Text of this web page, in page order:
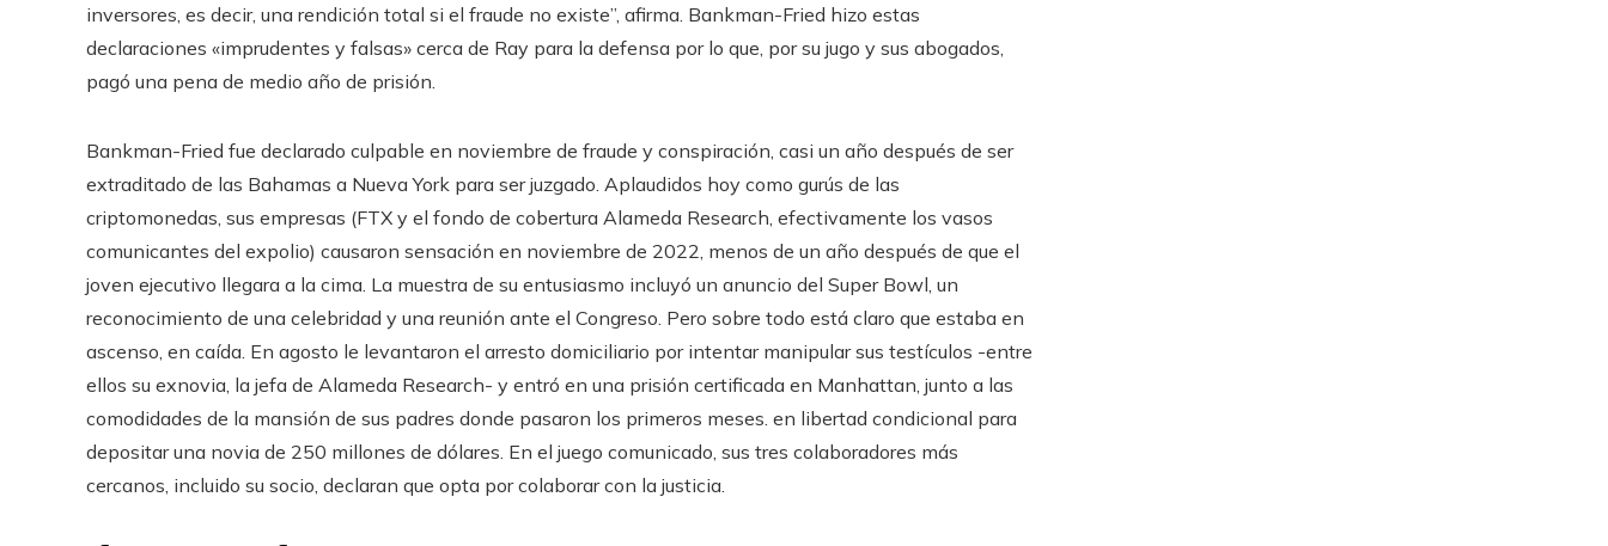
inversores, es decir, una rendición total si el fraude no existe”, afirma. Bankman-Fried hizo estas
declaraciones «imprudentes y falsas» cerca de Ray para la defensa por lo que, por su jugo y sus abogados,
pagó una pena de medio año de prisión.
Bankman-Fried fue declarado culpable en noviembre de fraude y conspiración, casi un año después de ser
extraditado de las Bahamas a Nueva York para ser juzgado. Aplaudidos hoy como gurús de las
criptomonedas, sus empresas (FTX y el fondo de cobertura Alameda Research, efectivamente los vasos
comunicantes del expolio) causaron sensación en noviembre de 2022, menos de un año después de que el
joven ejecutivo llegara a la cima. La muestra de su entusiasmo incluyó un anuncio del Super Bowl, un
reconocimiento de una celebridad y una reunión ante el Congreso. Pero sobre todo está claro que estaba en
ascenso, en caída. En agosto le levantaron el arresto domiciliario por intentar manipular sus testículos -entre
ellos su exnovia, la jefa de Alameda Research- y entró en una prisión certificada en Manhattan, junto a las
comodidades de la mansión de sus padres donde pasaron los primeros meses. en libertad condicional para
depositar una novia de 250 millones de dólares. En el juego comunicado, sus tres colaboradores más
cercanos, incluido su socio, declaran que opta por colaborar con la justicia.